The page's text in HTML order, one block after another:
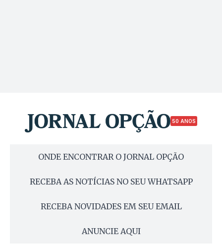
50 ANOS
ONDE ENCONTRAR O JORNAL OPÇÃO
RECEBA AS NOTÍCIAS NO SEU WHATSAPP
RECEBA NOVIDADES EM SEU EMAIL
ANUNCIE AQUI